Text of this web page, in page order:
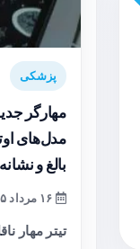
پزشکی
مدل‌های
بالغ و